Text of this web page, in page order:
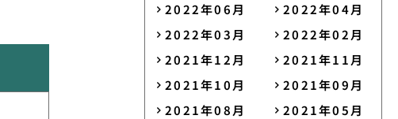
2022年06月
2022年04月
2022年03月
2022年02月
2021年12月
2021年11月
2021年10月
2021年09月
2021年08月
2021年05月